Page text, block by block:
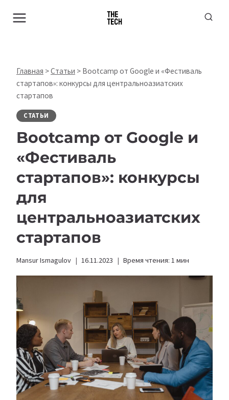
Главная >Статьи > Bootcamp от Google и «Фестиваль
стартапов»: конкурсы для центральноазиатских
стартапов
СТАТЬИ
Bootcamp от Google и
«Фестиваль
стартапов»: конкурсы
для
центральноазиатских
стартапов
Mansur Ismagulov 16.11.2023 Время чтения: 1 мин